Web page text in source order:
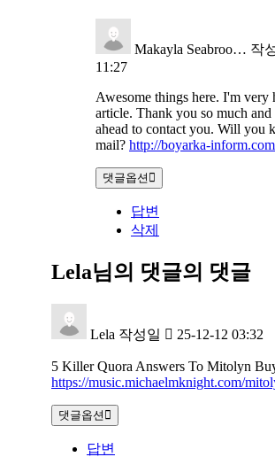
Makayla Seabroo… 작
11:27
Awesome things here. I'm
article. Thank you so much
ahead to contact you. Will you
mail? http://boyarka-
댓글옵션
답변
삭제
Lela님의 댓글의 댓글
Lela 작성일 25-12-12 03:32
5 Killer Quora Answers To Mitolyn
https://music.michaelmknight.com/
댓글옵션
답변